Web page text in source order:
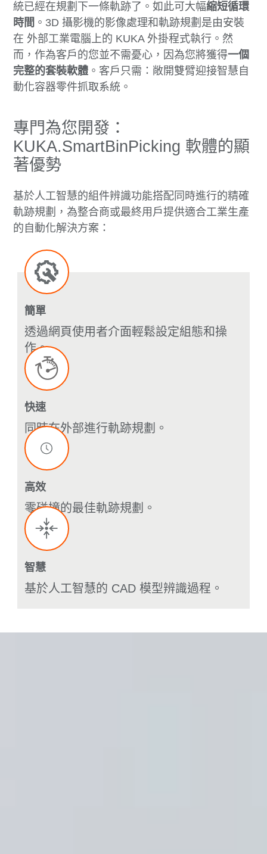
統已經在規劃下一條軌跡了。如此可大幅縮短循環
時間 。3D 攝影機的影像處理和軌跡規劃是由安裝
在 外部工業電腦上的 KUKA 外掛程式執行。然
而，作為客戶的您並不需憂心，因為您將獲得一個
完整的套裝軟體 。客戶只需：敞開雙臂迎接智慧自
動化容器零件抓取系統。
專門為您開發：
KUKA.SmartBinPicking 軟體的顯
著優勢
基於人工智慧的組件辨識功能搭配同時進行的精確
軌跡規劃，為整合商或最終用戶提供適合工業生產
的自動化解決方案：
簡單
透過網頁使用者介面輕鬆設定組態和操
作。
快速
同時在外部進行軌跡規劃。
高效
零碰撞的最佳軌跡規劃。
智慧
基於人工智慧的 CAD 模型辨識過程。